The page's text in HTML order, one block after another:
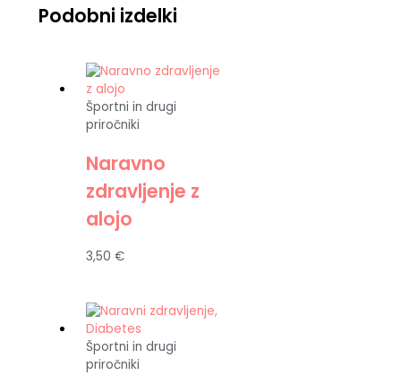
Podobni izdelki
Športni in drugi
priročniki
Naravno
zdravljenje z
alojo
3,50€
Športni in drugi
priročniki